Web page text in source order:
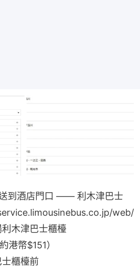
到酒店門口 —— 利木津巴士
web/
木津巴士櫃檯
港幣$151）
士櫃檯前